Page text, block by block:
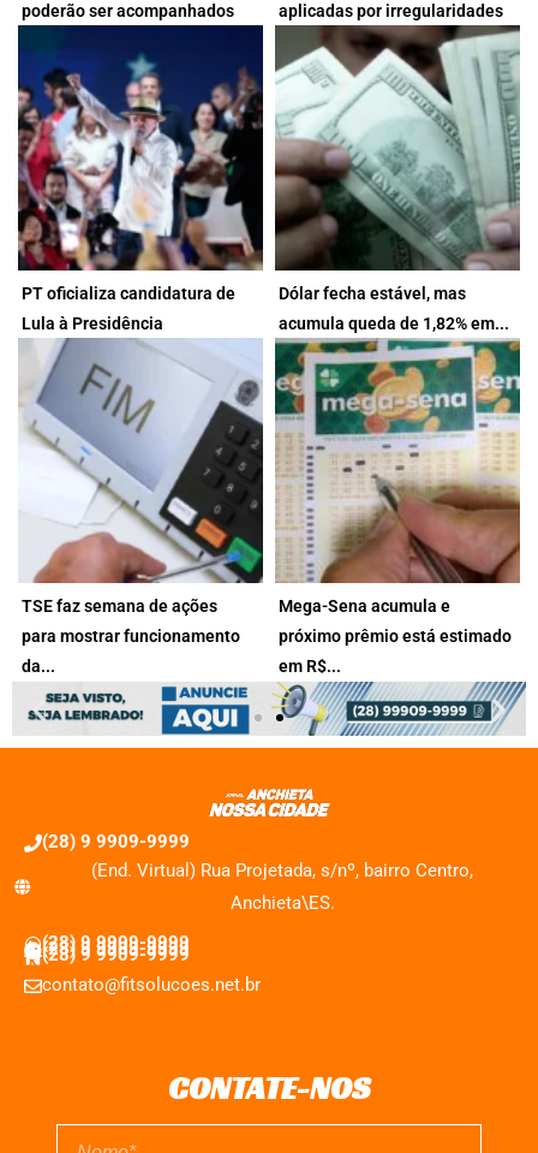
poderão ser acompanhados
Site e app do TSE permitirão
consultar totalização dos...
5 de agosto de 2026
aplicadas por irregularidades
em eleições gerais...
Decisão do Tribunal foi unânime
em ambos os casos,...
5 de agosto de 2026
PT oficializa candidatura de
Lula à Presidência
Geraldo Alckmin compõe a
chapa como candidato à Vice-
Presidência...
3 de agosto de 2026
Dólar fecha estável, mas
acumula queda de 1,82% em...
Bolsa sobe 3,5% no mês e
petróleo salta mais...
3 de agosto de 2026
TSE faz semana de ações
para mostrar funcionamento
da...
Uma live será realizada nesta
segunda (3), às 17h30,...
3 de agosto de 2026
Mega-Sena acumula e
próximo prêmio está estimado
em R$...
Dezenas sorteadas foram: 30 -
35 - 38 -...
31 de julho de 2026
(28) 9 9909-9999
(End. Virtual) Rua Projetada, s/nº, bairro Centro,
Anchieta\ES.
(28) 9 9909-9999
(28) 9 9909-9999
(28) 9 9909-9999
contato@fitsolucoes.net.br
CONTATE-NOS